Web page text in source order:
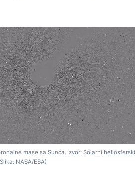
mase sa Sunca. Izvor: Solarni heliosferski
NASA/ESA)